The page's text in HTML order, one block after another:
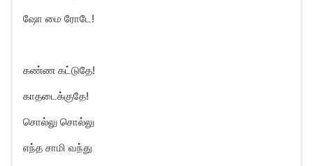
ஷோ மை ரோடே!
கண்ண கட்டுதே!
காதடைக்குதே!
சொல்லு சொல்லு
எந்த சாமி வந்து